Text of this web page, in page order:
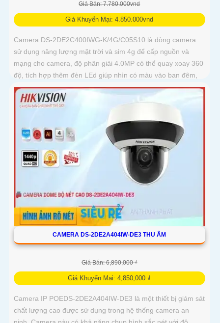
Giá Bán: 7.780.000vnd
Giá Khuyến Mại: 4.850.000vnd
Camera DS-2DE2C400IWG-K/4G/C05S10 là dòng camera
sử dụng năng lượng mặt trời và sim 4g để cấp nguồn và
mạng cho camera, độ phân giải 4.0MP có thể quay xoay 360
độ, tích hợp thêm đèn LEd giúp nhìn có màu vào ban đêm,
có thể thu tiếng kèm hình ảnh từ micro trên camera
CAMERA DS-2DE2A404IW-DE3 THU ÂM
Giá Bán: 6,890,000 ₫
Giá Khuyến Mại: 4,850,000 ₫
Camera IP POEDS-2DE2A404IW-DE3 là một thiết bị giám sát
chất lượng cao được sử dụng trong hệ thống camera an